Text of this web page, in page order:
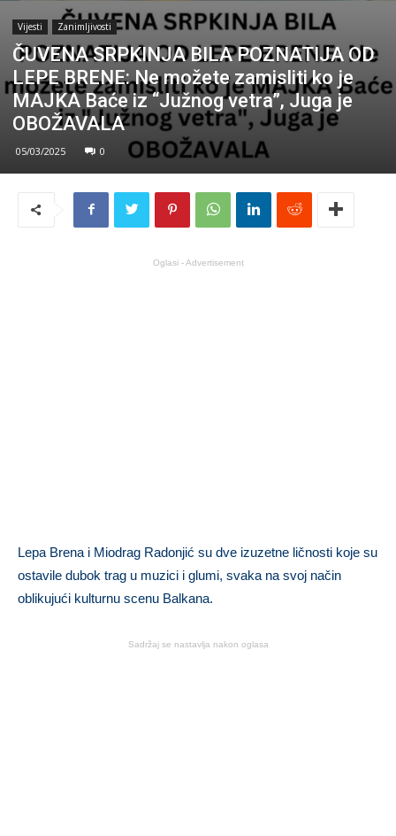
Vijesti Zanimljivosti
ČUVENA SRPKINJA BILA POZNATIJA OD
LEPE BRENE: Ne možete zamisliti ko je
MAJKA Baće iz “Južnog vetra”, Juga je
OBOŽAVALA
05/03/2025 0
Oglasi - Advertisement
Lepa Brena i Miodrag Radonjić su dve izuzetne ličnosti koje su
ostavile dubok trag u muzici i glumi, svaka na svoj način
oblikujući kulturnu scenu Balkana.
Sadržaj se nastavlja nakon oglasa